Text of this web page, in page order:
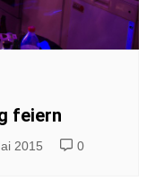
feiern
2015 0